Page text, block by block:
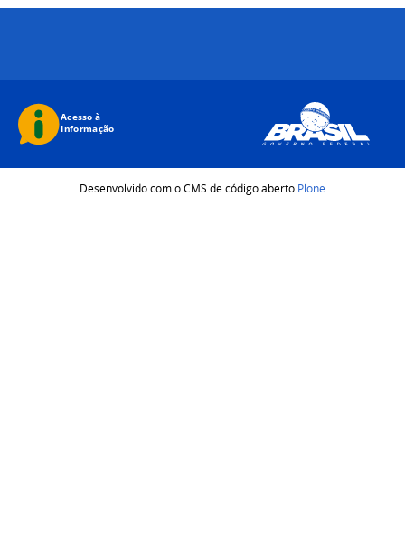
Desenvolvido com o CMS de código aberto Plone